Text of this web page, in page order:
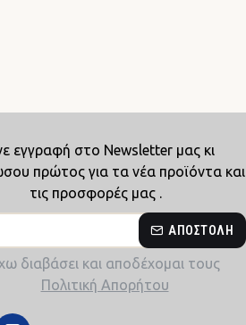
εγγραφή στο Newsletter μας κι
πρώτος για τα νέα προϊόντα και
τις προσφορές μας .
ΑΠΟΣΤΟΛΉ
διαβάσει και αποδέχομαι τους
Πολιτική Απορήτου